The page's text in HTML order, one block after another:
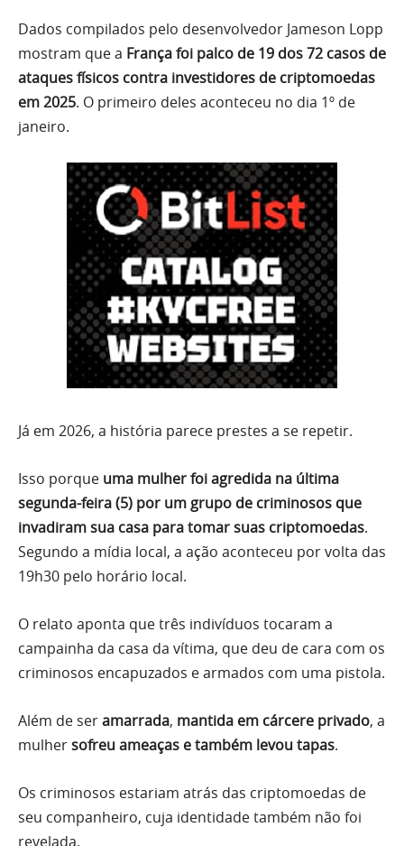
Dados compilados pelo desenvolvedor Jameson Lopp
mostram que a França foi palco de 19 dos 72 casos de
ataques físicos contra investidores de criptomoedas
em 2025. O primeiro deles aconteceu no dia 1º de
janeiro.
Já em 2026, a história parece prestes a se repetir.
Isso porque uma mulher foi agredida na última
segunda-feira (5) por um grupo de criminosos que
invadiram sua casa para tomar suas criptomoedas.
Segundo a mídia local, a ação aconteceu por volta das
19h30 pelo horário local.
O relato aponta que três indivíduos tocaram a
campainha da casa da vítima, que deu de cara com os
criminosos encapuzados e armados com uma pistola.
Além de seramarrada, mantida em cárcere privado, a
mulhersofreu ameaças e também levou tapas.
Os criminosos estariam atrás das criptomoedas de
seu companheiro, cuja identidade também não foi
revelada.